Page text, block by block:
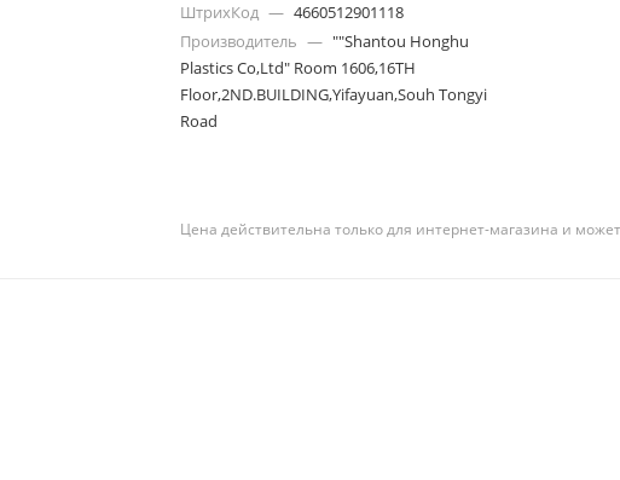
ШтрихКод — 4660512901118
Производитель — ""Shantou Honghu
Plastics Co,Ltd" Room 1606,16TH
Floor,2ND.BUILDING,Yifayuan,Souh Tongyi
Road
Цена действительна только для интернет-магазина и